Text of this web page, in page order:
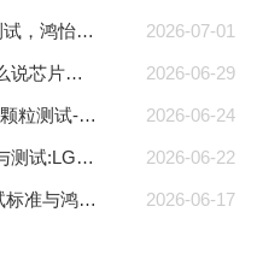
2026-07-01
芯片的“成年礼”：芯片FT成品测试，鸿怡电子芯片FT测试座守护每一颗芯片出厂即稳定
2026-06-29
鸿怡电子IC老化座工程师:为什么说芯片老化测试座是芯片可靠性检测的利器？
2026-06-24
DDR78/96/200/254/315ball内存颗粒测试-鸿怡电子DDR芯片测试夹具治具
2026-06-22
Buck降压转换器芯片原理应用与测试:LGA30pin封装与鸿怡电子芯片测试座方案
2026-06-17
芯片高温测试热管理：高温测试标准与鸿怡电子散热型芯片测试座方案